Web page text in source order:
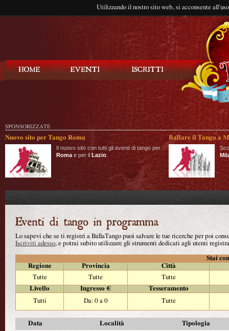
Utilizzando il nostro sito web, si acconsente
SPONSORIZZATE
Nuovo sito per Tango Roma
Il nuovo sito con tutti gli eventi di tango per
Roma e per il Lazio
Ballare il Tango a
Lo sapevi che se ti registri a BallaTango puoi salvare le tue ricerche per poi
Iscriviti adesso, e potrai subito utilizzare gli strumenti dedicati agli utenti
Stai
Regione
Provincia
Città
Tutte
Tutte
Tutte
Livello
Ingresso €
Tesseramento
Tutti
Da: 0 a 0 Tutte
Data Località Tipologia